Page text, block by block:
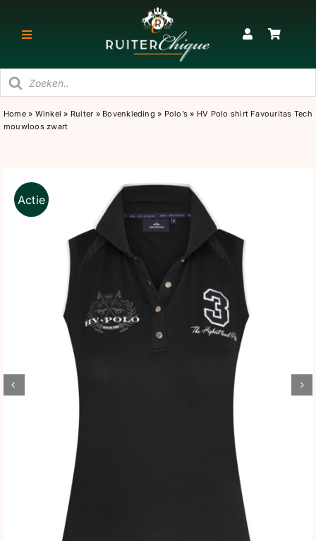
naar
Toggle
RUITER
PAARD
SNEAKERS & KORTE LAARZEN
SHOWROOM
Home» Winkel » Ruiter » Bovenkleding » Polo’s » HV Polo shirt Favouritas Tech
mouwloos zwart
Actie